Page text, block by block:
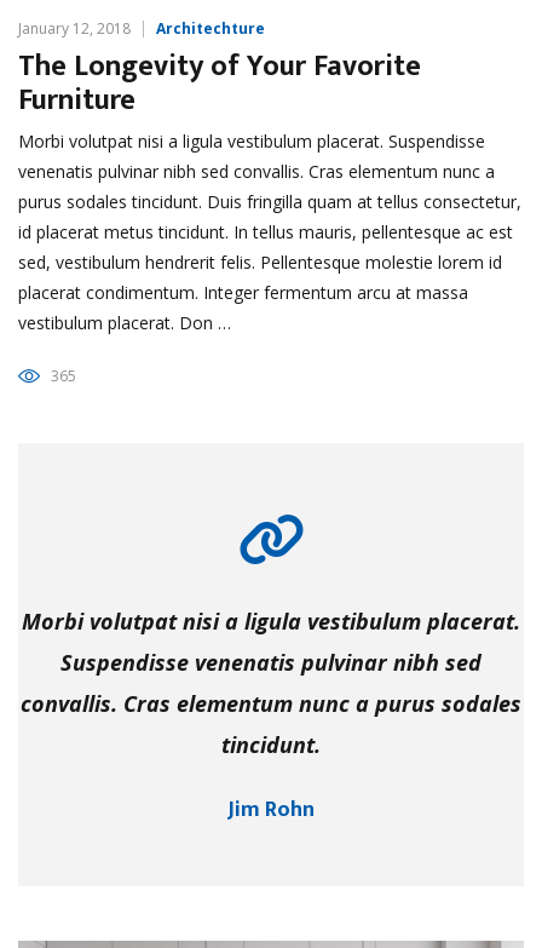
January 12, 2018 Architechture
The Longevity of Your Favorite
Furniture
Morbi volutpat nisi a ligula vestibulum placerat. Suspendisse
venenatis pulvinar nibh sed convallis. Cras elementum nunc a
purus sodales tincidunt. Duis fringilla quam at tellus consectetur,
id placerat metus tincidunt. In tellus mauris, pellentesque ac est
sed, vestibulum hendrerit felis. Pellentesque molestie lorem id
placerat condimentum. Integer fermentum arcu at massa
vestibulum placerat. Don …
365
Morbi volutpat nisi a ligula vestibulum placerat.
Suspendisse venenatis pulvinar nibh sed
convallis. Cras elementum nunc a purus sodales
tincidunt.
Jim Rohn